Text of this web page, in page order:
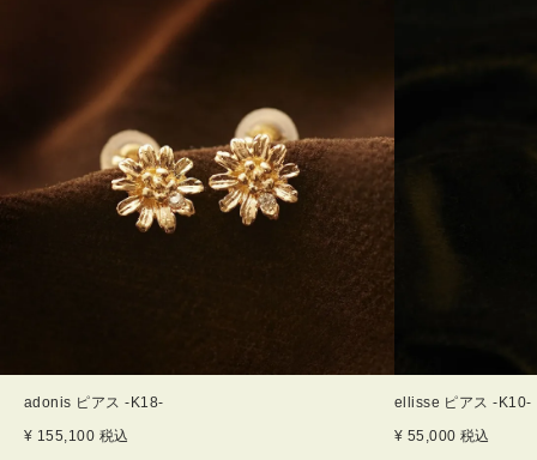
adonis ピアス -K18-
¥ 155,100 税込
ellisse ピアス -K10-
¥ 55,000 税込